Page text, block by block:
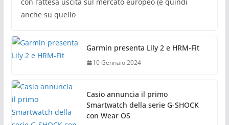
con l’attesa uscita sul mercato europeo (e quindi
anche su quello
Garmin presenta Lily 2 e HRM-Fit
10 Gennaio 2024
Casio annuncia il primo
Smartwatch della serie G-SHOCK
con Wear OS